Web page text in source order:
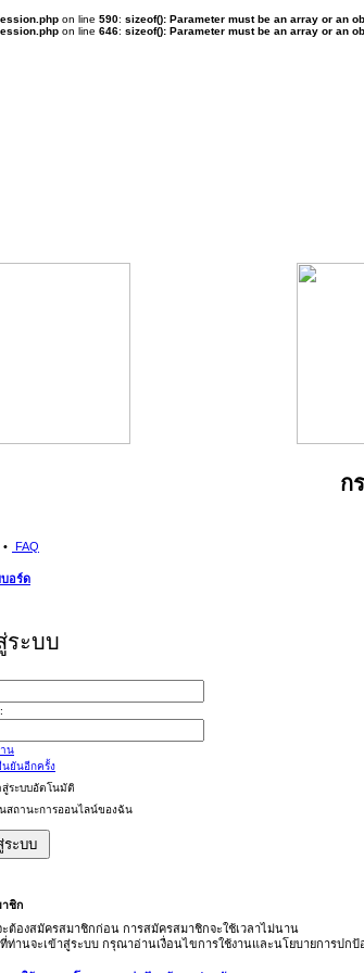
on line 590: sizeof(): Parameter must be an array or an
on line 646: sizeof(): Parameter must be an array or an
ก
FAQ
อร์ด
ระบบ
น
นยันอีกครั้ง
สู่ระบบอัตโนมัติ
สถานะการออนไลน์ของฉัน
ชิก
ต้องสมัครสมาชิกก่อน การสมัครสมาชิกจะใช้เวลาไม่นาน
านจะเข้าสู่ระบบ กรุณาอ่านเงื่อนไขการใช้งานและนโยบายการปก